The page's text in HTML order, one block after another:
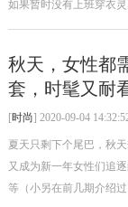
如果暂时没有上班穿衣
秋天，女性都
套，时髦又耐
[时尚] 2020-09-04
夏天只剩下个尾巴，秋
又成为新一年女性们追
等（小另在前几期介绍